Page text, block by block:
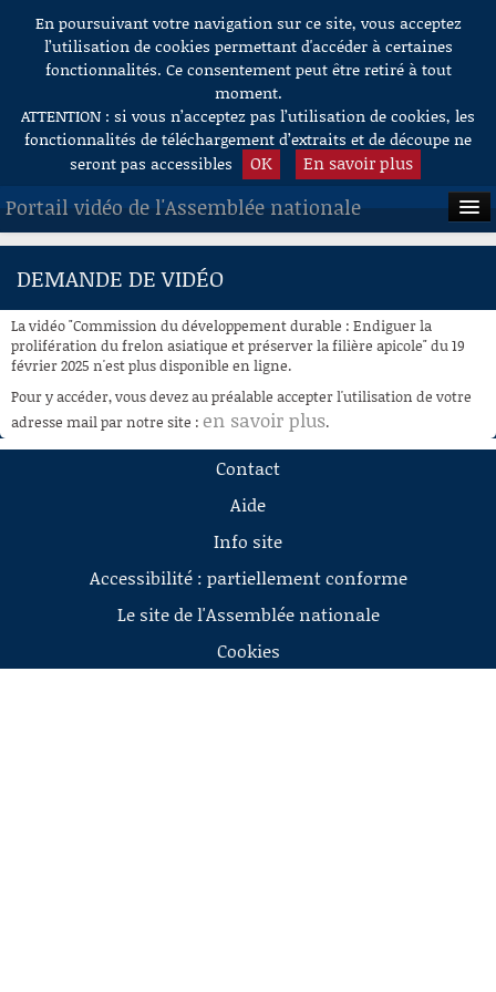
Aller au contenu
En poursuivant votre navigation sur ce site, vous acceptez
l’utilisation de cookies permettant d'accéder à certaines
fonctionnalités. Ce consentement peut être retiré à tout
moment.
ATTENTION : si vous n’acceptez pas l’utilisation de cookies, les
fonctionnalités de téléchargement d’extraits et de découpe ne
seront pas accessibles
OK En savoir plus
Portail vidéo de l'Assemblée nationale
ACCUEIL
À LA DEMANDE
RECHERCHE
AIDE À LA DÉCOUPE
DE VIDÉOS
DEMANDE DE VIDÉO
La vidéo "Commission du développement durable : Endiguer la
prolifération du frelon asiatique et préserver la filière apicole" du 19
février 2025 n'est plus disponible en ligne.
Pour y accéder, vous devez au préalable accepter l'utilisation de votre
adresse mail par notre site : en savoir plus.
Contact
Aide
Info site
Accessibilité : partiellement conforme
Le site de l'Assemblée nationale
Cookies